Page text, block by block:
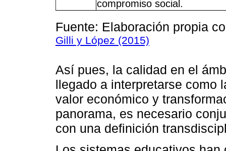
compromiso social.
Fuente: Elaboración propia
Gilli y López (2015)
Así pues, la calidad en el
llegado a interpretarse como
valor económico y
panorama, es necesario
con una definición